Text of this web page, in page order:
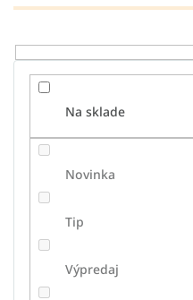
o
v
Na sklade
Novinka
Tip
Výpredaj